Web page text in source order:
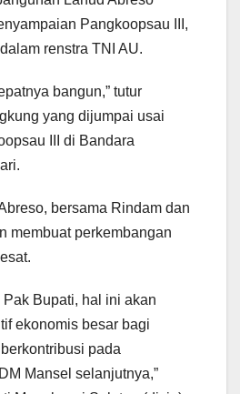
Pangkoopsau III,
renstra TNI AU.
bangun,” tutur
yang dijumpai usai
III di Bandara
bersama Rindam dan
membuat perkembangan
Pak Bupati, hal ini akan
ekonomis besar bagi
pada
Mansel selanjutnya,”